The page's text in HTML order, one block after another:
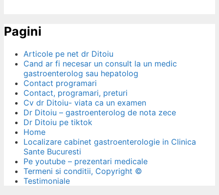
Pagini
Articole pe net dr Ditoiu
Cand ar fi necesar un consult la un medic
gastroenterolog sau hepatolog
Contact programari
Contact, programari, preturi
Cv dr Ditoiu- viata ca un examen
Dr Ditoiu – gastroenterolog de nota zece
Dr Ditoiu pe tiktok
Home
Localizare cabinet gastroenterologie in Clinica
Sante Bucuresti
Pe youtube – prezentari medicale
Termeni si conditii, Copyright ©
Testimoniale